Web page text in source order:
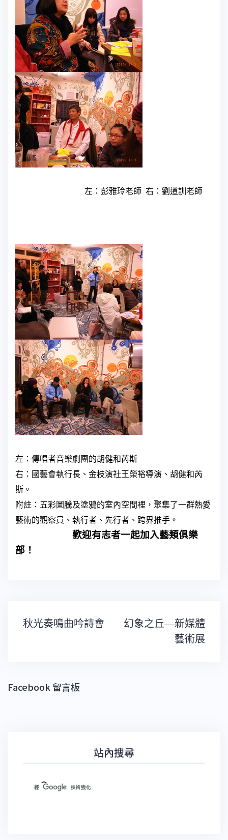
左：彭雅玲老師 右：劉道訓老師
左：傳唱者音樂劇團的胡健和芮斯
右：國藝會執行長、金枝演社王榮裕導演、胡健和芮
斯。
附註：五彩圖騰及塗鴉的室內空間裡，聚集了一群熱愛
藝術的觀察員、執行者、先行者、跨界推手。
歡迎有志者一起加入藝類俱樂
部！
文
章
秋光奏鳴曲吟詩會
幻象之丘—新媒體
藝術展
Facebook 留言板
站內搜尋